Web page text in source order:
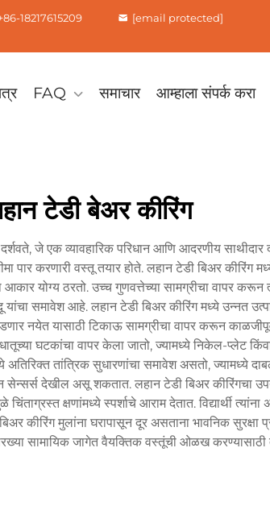
18217615209 [email protected]
FAQ समाचार आम्हाला संपर्क करा
टेडी बेअर कीरिंग
जे एक व्यावहारिक परिधान आणि आदरणीय साथीदार
पार करणारी वस्तू तयार होते. लहान टेडी बिअर
योग्य ठरतो. उच्च गुणवत्तेच्या सामग्रीचा वापर
समावेश आहे. लहान टेडी बिअर कीरिंग मध्ये उन्नत
नयेत यासाठी टिकाऊ सामग्रीचा वापर करून
घटकांचा वापर केला जातो, ज्यामध्ये निकेल-प्लेट
तांत्रिक सुधारणांचा समावेश असतो, ज्यामध्ये
सेन्सर्स देखील असू शकतात. लहान टेडी बिअर
क्षणांमध्ये स्पर्शाचे आराम देतात. विद्यार्थी त्यांना
कीरिंग मुलांना घरापासून दूर असताना भावनिक
सामायिक जागेत वैयक्तिक वस्तूंची ओळख